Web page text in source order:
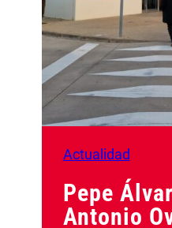
Actualidad
Pepe
Antonio